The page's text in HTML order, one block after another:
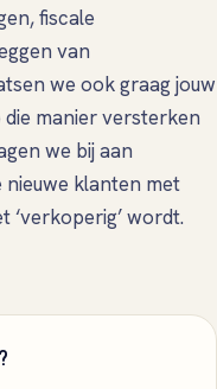
fiscale
van
we ook graag jouw
manier versterken
we bij aan
nieuwe klanten met
wordt.